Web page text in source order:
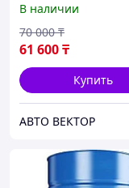
20 L.
В наличии
61 600₸
70 000 ₸
Купить
АВТО ВЕКТОР